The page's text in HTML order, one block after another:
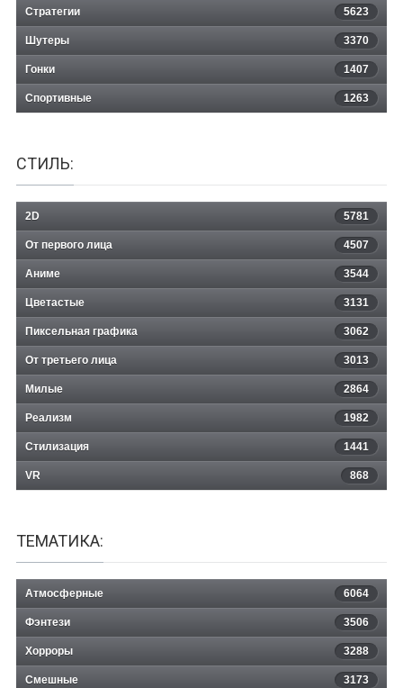
Стратегии 5623
Шутеры 3370
Гонки 1407
Спортивные 1263
СТИЛЬ:
2D 5781
От первого лица 4507
Аниме 3544
Цветастые 3131
Пиксельная графика 3062
От третьего лица 3013
Милые 2864
Реализм 1982
Стилизация 1441
VR 868
ТЕМАТИКА:
Атмосферные 6064
Фэнтези 3506
Хорроры 3288
Смешные 3173